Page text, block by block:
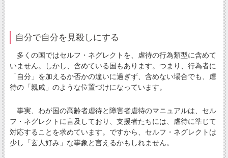
自分で自分を見殺しにする
多くの国ではセルフ・ネグレクトを、虐待の行為類型に含めて
いません。しかし、含めている国もあります。つまり、行為者に
「自分」を加えるか否かの違いに過ぎず、含めない場合でも、虐
待の「親戚」のような位置づけになっています。
事実、わが国の高齢者虐待と障害者虐待のマニュアルは、セル
フ・ネグレクトに言及しており、支援者たちには、虐待に準じて
対応することを求めています。ですから、セルフ・ネグレクトは
少し「玄人好み」な事象と言えるかもしれません。